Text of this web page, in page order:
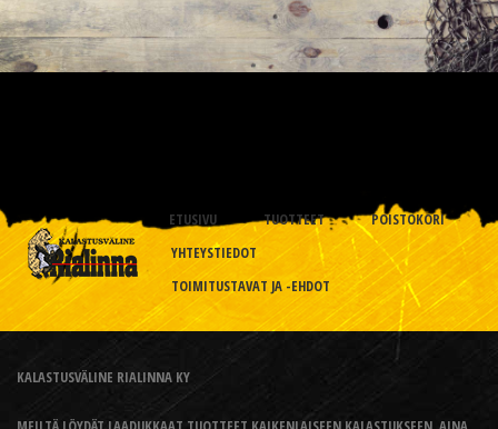
ETUSIVU TUOTTEET
POISTOKORI
YHTEYSTIEDOT
TOIMITUSTAVAT JA -EHDOT
KALASTUSVÄLINE RIALINNA KY